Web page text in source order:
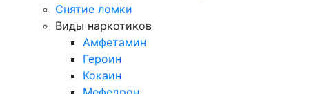
Снятие ломки
Виды наркотиков
Амфетамин
Героин
Кокаин